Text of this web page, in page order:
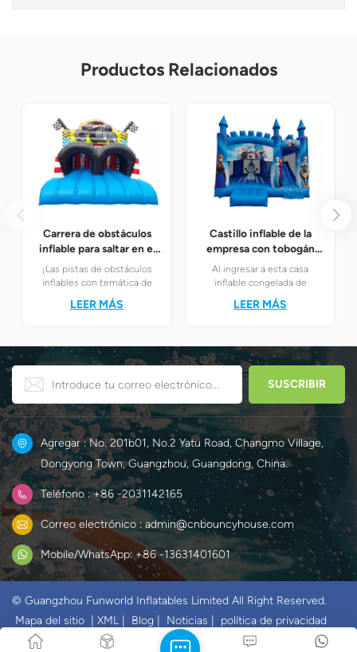
Productos Relacionados
Carrera de obstáculos
inflable para saltar en el
patio trasero
¡Las pistas de obstáculos
inflables con temática de
carreras son sin duda la
mejor opción! Combinan a la
juego de obstáculos para
crear un mundo único y
LEER MÁS
Castillo inflable de la
empresa con tobogán
congelado
Al ingresar a esta casa
inflable congelada de
ensueño, los niños se
encontrarán
nieve de Elsa y Anna.
LEER MÁS
Agregar : No. 201b01, No.2 Yatu Road, Changmo Village,
Dongyong Town, Guangzhou, Guangdong, China.
Teléfono : +86 -2031142165
Correo electrónico : admin@cnbouncyhouse.com
Mobile/WhatsApp: +86 -13631401601
© Guangzhou Funworld Inflatables Limited All Right Reserved.
Mapa del sitio
XML Blog Noticias
política de privacidad
IPv6 RED SOPORTADA